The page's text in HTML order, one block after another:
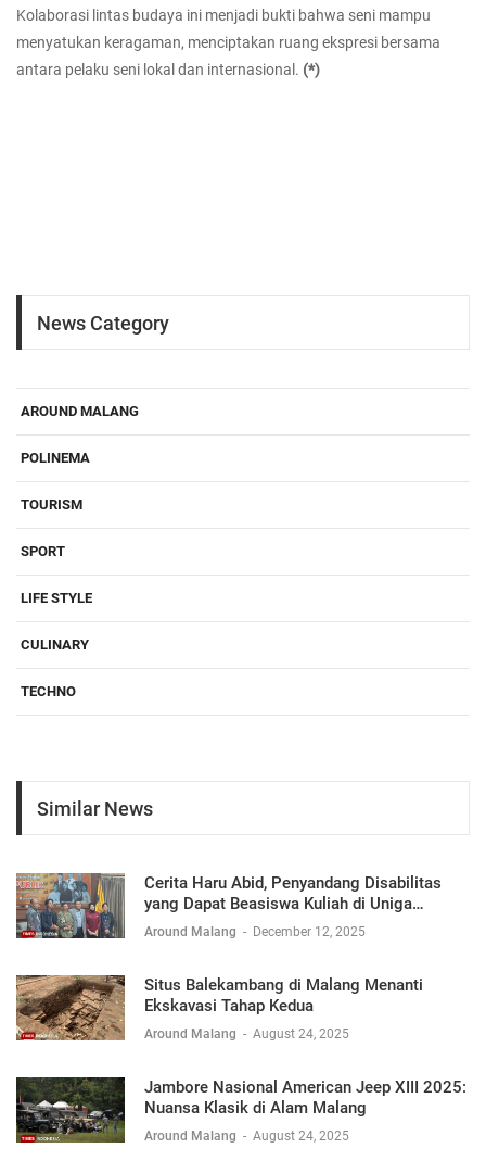
Kolaborasi lintas budaya ini menjadi bukti bahwa seni mampu
menyatukan keragaman, menciptakan ruang ekspresi bersama
antara pelaku seni lokal dan internasional. (*)
News Category
AROUND MALANG
POLINEMA
TOURISM
SPORT
LIFE STYLE
CULINARY
TECHNO
Similar News
Cerita Haru Abid, Penyandang Disabilitas
yang Dapat Beasiswa Kuliah di Uniga
Malang
Around Malang - December 12, 2025
Situs Balekambang di Malang Menanti
Ekskavasi Tahap Kedua
Around Malang - August 24, 2025
Jambore Nasional American Jeep XIII 2025:
Nuansa Klasik di Alam Malang
Around Malang - August 24, 2025